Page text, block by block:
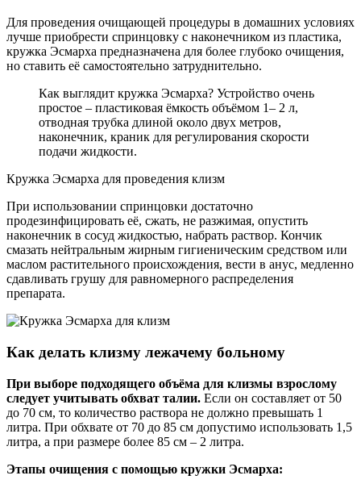
Для проведения очищающей процедуры в домашних условиях
лучше приобрести спринцовку с наконечником из пластика,
кружка Эсмарха предназначена для более глубоко очищения,
но ставить её самостоятельно затруднительно.
Как выглядит кружка Эсмарха? Устройство очень
простое – пластиковая ёмкость объёмом 1– 2 л,
отводная трубка длиной около двух метров,
наконечник, краник для регулирования скорости
подачи жидкости.
Кружка Эсмарха для проведения клизм
При использовании спринцовки достаточно
продезинфицировать её, сжать, не разжимая, опустить
наконечник в сосуд жидкостью, набрать раствор. Кончик
смазать нейтральным жирным гигиеническим средством или
маслом растительного происхождения, вести в анус, медленно
сдавливать грушу для равномерного распределения
препарата.
Как делать клизму лежачему больному
При выборе подходящего объёма для клизмы взрослому
следует учитывать обхват талии. Если он составляет от 50
до 70 см, то количество раствора не должно превышать 1
литра. При обхвате от 70 до 85 см допустимо использовать 1,5
литра, а при размере более 85 см – 2 литра.
Этапы очищения с помощью кружки Эсмарха: